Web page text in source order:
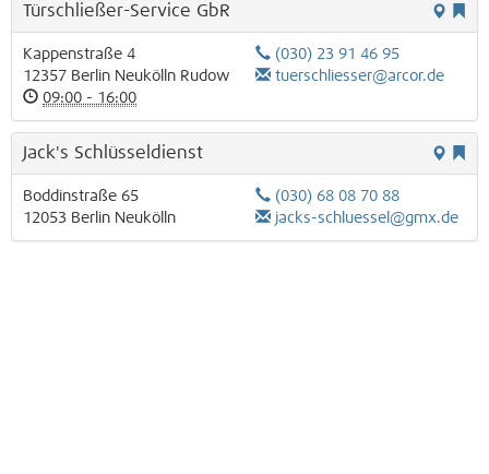
Türschließer-Service GbR
Kappenstraße 4
12357 Berlin Neukölln Rudow
09:00 - 16:00
(030) 23 91 46 95
tuerschliesser@arcor.de
Jack's Schlüsseldienst
Boddinstraße 65
12053 Berlin Neukölln
(030) 68 08 70 88
jacks-schluessel@gmx.de